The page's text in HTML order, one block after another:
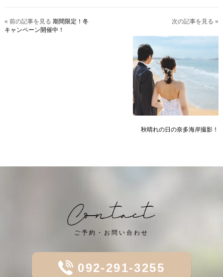
« 前の記事を見る 期間限定！冬
キャンペーン開催中！
次の記事を見る »
秋晴れの日の奈多海岸撮影！
ご予約・お問い合わせ
092-291-3255